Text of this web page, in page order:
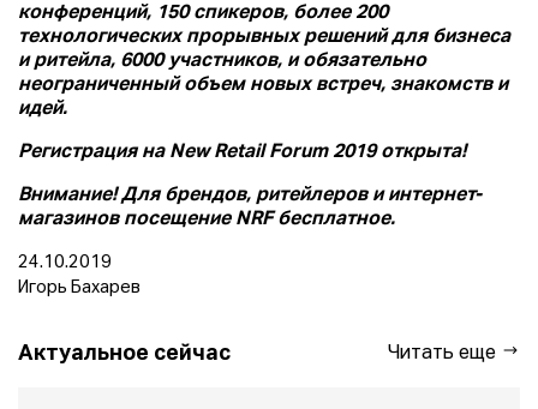
конференций, 150 спикеров, более 200
технологических прорывных решений для бизнеса
и ритейла, 6000 участников, и обязательно
неограниченный объем новых встреч, знакомств и
идей.
Регистрация на New Retail Forum 2019 открыта!
Внимание! Для брендов, ритейлеров и интернет-
магазинов посещение NRF бесплатное.
24.10.2019
Игорь Бахарев
Актуальное сейчас Читать еще